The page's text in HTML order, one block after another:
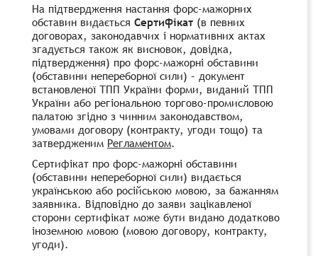
На підтвердження настання форс-мажорних
обставин видається Сертифікат (в певних
договорах, законодавчих і нормативних актах
згадується також як висновок, довідка,
підтвердження) про форс-мажорні обставини
(обставини непереборної сили) – документ
встановленої ТПП України форми, виданий ТПП
України або регіональною торгово-промисловою
палатою згідно з чинним законодавством,
умовами договору (контракту, угоди тощо) та
затвердженим Регламентом.
Сертифікат про форс-мажорні обставини
(обставини непереборної сили) видається
українською або російською мовою, за бажанням
заявника. Відповідно до заяви зацікавленої
сторони сертифікат може бути видано додатково
іноземною мовою (мовою договору, контракту,
угоди).